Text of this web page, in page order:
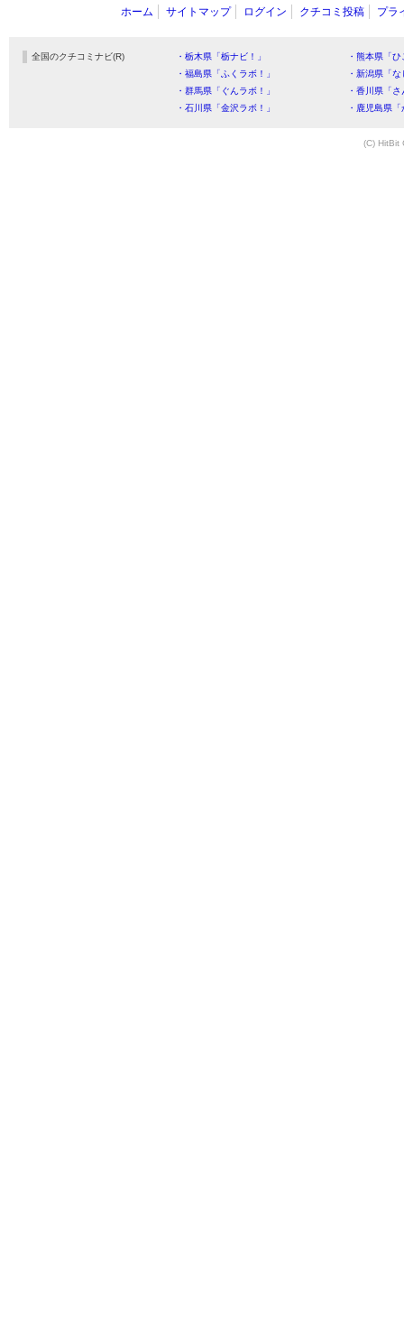
ホーム サイトマップ ログイン クチコミ投稿 プラ
全国のクチコミナビ(R) ・栃木県「栃ナビ！」
・熊本県「
・福島県「ふくラボ！」
・新潟県「
・群馬県「ぐんラボ！」
・香川県「
・石川県「金沢ラボ！」
・鹿児島県
(C) HitBit